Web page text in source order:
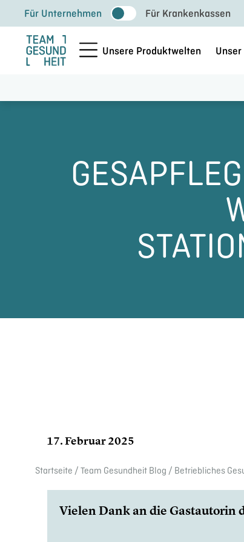
Inhalt
springen
Für Unternehmen Für Krankenkassen
Unsere Produktwelten
17. Februar 2025
Start­seite / Team Gesund­heit Blog / Betrieb­li­ches
Vielen Dank an die Gastau­torin